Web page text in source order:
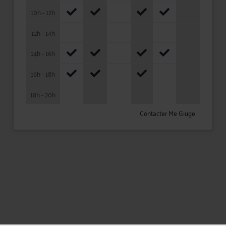
10h - 12h
12h - 14h
14h - 16h
16h - 18h
18h - 20h
Contacter Me Giuge